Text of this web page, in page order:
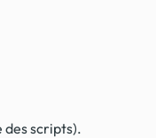
des scripts).